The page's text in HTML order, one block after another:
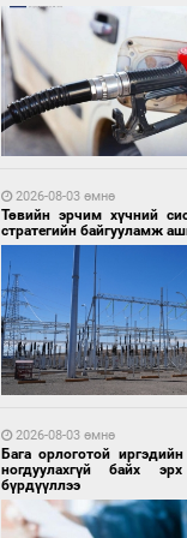
22 цагийн өмнө өмнө
Согтуугаар тээврийн
95 зөрчил бүртгэгдлээ
22 цагийн өмнө өмнө
Автобензин, дизель
татварыг тэглэлээ
2026-08-03 өмнө
Төвийн эрчим хүчний
стратегийн байгууламж
2026-08-03 өмнө
Бага орлоготой
ногдуулахгүй байх
бүрдүүллээ